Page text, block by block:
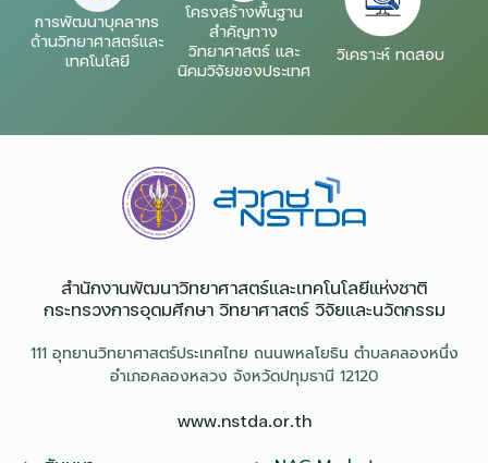
การพัฒนาบุคลากร
ด้านวิทยาศาสตร์และ
เทคโนโลยี
โครงสร้างพื้นฐาน
สำคัญทาง
วิทยาศาสตร์ และ
นิคมวิจัยของประเทศ
วิเคราะห์ ทดสอบ
สำนักงานพัฒนาวิทยาศาสตร์และเทคโนโลยีแห่งชาติ​
กระทรวงการอุดมศึกษา วิทยาศาสตร์ วิจัยและนวัตกรรม
111 อุทยานวิทยาศาสตร์ประเทศไทย ถนนพหลโยธิน ตำบลคลองหนึ่ง
อำเภอคลองหลวง จังหวัดปทุมธานี 12120
www.nstda.or.th